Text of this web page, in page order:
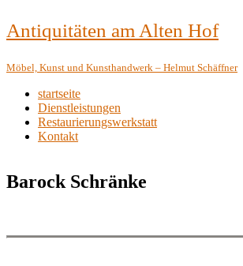
Antiquitäten am Alten Hof
Möbel, Kunst und Kunsthandwerk – Helmut Schäffner
startseite
Dienstleistungen
Restaurierungswerkstatt
Kontakt
Barock Schränke